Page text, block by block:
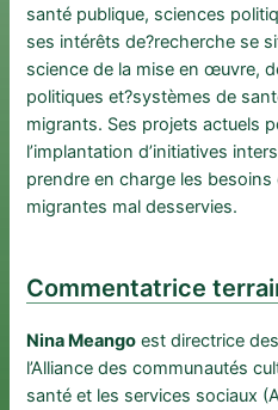
santé publique, sciences
ses intérêts de?recherche se
science de la mise en œuvre,
politiques et?systèmes de
migrants. Ses projets actuels
l’implantation d’initiatives
prendre en charge les
migrantes mal desservies.
Commentatrice
Nina Meango est directrice
l’Alliance des communautés
santé et les services sociaux